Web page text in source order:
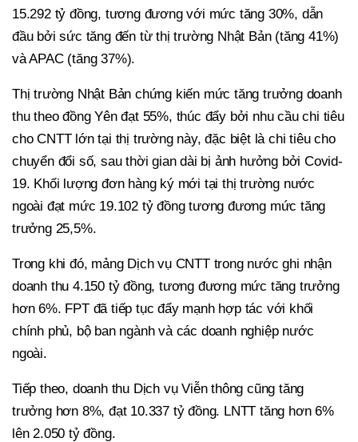
15.292 tỷ đồng, tương đương với mức tăng 30%, dẫn
đầu bởi sức tăng đến từ thị trường Nhật Bản (tăng 41%)
và APAC (tăng 37%).
Thị trường Nhật Bản chứng kiến mức tăng trưởng doanh
thu theo đồng Yên đạt 55%, thúc đẩy bởi nhu cầu chi tiêu
cho CNTT lớn tại thị trường này, đặc biệt là chi tiêu cho
chuyển đổi số, sau thời gian dài bị ảnh hưởng bởi Covid-
19. Khối lượng đơn hàng ký mới tại thị trường nước
ngoài đạt mức 19.102 tỷ đồng tương đương mức tăng
trưởng 25,5%.
Trong khi đó, mảng Dịch vụ CNTT trong nước ghi nhận
doanh thu 4.150 tỷ đồng, tương đương mức tăng trưởng
hơn 6%. FPT đã tiếp tục đẩy mạnh hợp tác với khối
chính phủ, bộ ban ngành và các doanh nghiệp nước
ngoài.
Tiếp theo, doanh thu Dịch vụ Viễn thông cũng tăng
trưởng hơn 8%, đạt 10.337 tỷ đồng. LNTT tăng hơn 6%
lên 2.050 tỷ đồng.